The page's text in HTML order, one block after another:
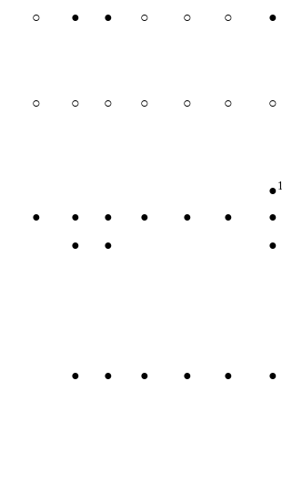
○ ● ● ○ ○ ○
●
○ ○ ○ ○ ○ ○ ○
●
● ● ● ● ● ●
●
● ●
●
● ● ● ● ● ●